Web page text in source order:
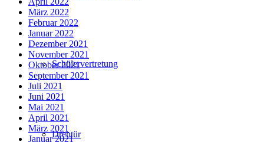
Schülervertretung
Drehtür
März 2022
Februar 2022
Januar 2022
Dezember 2021
November 2021
Oktober 2021
September 2021
Juli 2021
Juni 2021
Mai 2021
April 2021
März 2021
Januar 2021